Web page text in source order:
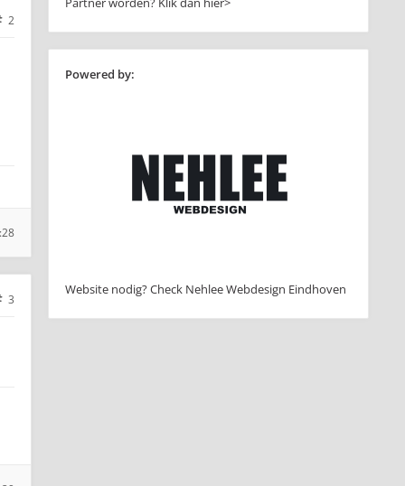
2
3
Powered by:
Website nodig? Check Nehlee Webdesign Eindhoven